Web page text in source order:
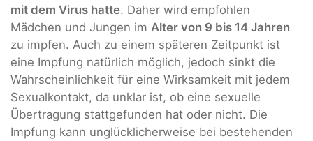
mit dem Virus hatte. Daher wird empfohlen
Mädchen und Jungen im Alter von 9 bis 14 Jahren
zu impfen. Auch zu einem späteren Zeitpunkt ist
eine Impfung natürlich möglich, jedoch sinkt die
Wahrscheinlichkeit für eine Wirksamkeit mit jedem
Sexualkontakt, da unklar ist, ob eine sexuelle
Übertragung stattgefunden hat oder nicht. Die
Impfung kann unglücklicherweise bei bestehenden